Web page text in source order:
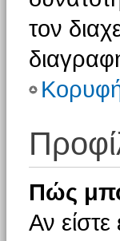
τον
Πώς
Αν